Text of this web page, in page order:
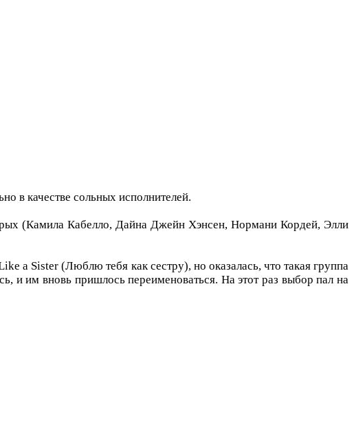
в качестве сольных исполнителей.
(Камила Кабелло, Дайна Джейн Хэнсен, Нормани Кордей, Элли
a Sister (Люблю тебя как сестру), но оказалась, что такая группа
и им вновь пришлось переименоваться. На этот раз выбор пал на